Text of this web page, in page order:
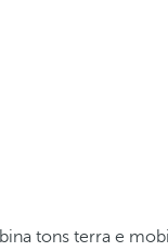
tons terra e